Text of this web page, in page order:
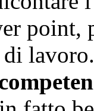
point,
di lavoro.